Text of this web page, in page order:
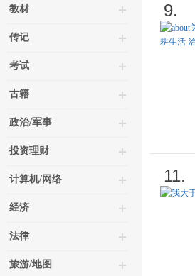
教材
传记
考试
古籍
政治/军事
投资理财
计算机/网络
经济
法律
旅游/地图
9.
11.